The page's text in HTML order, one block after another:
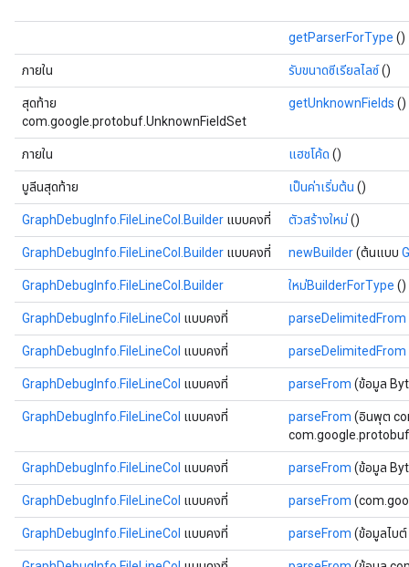
getParserForType ()
ภายใน รับขนาดซีเรียลไลซ์()
สุดท้าย
com.google.protobuf.UnknownFieldSet
getUnknownFields ()
ภายใน แฮชโค้ด ()
บูลีนสุดท้าย เป็นค่าเริ่มต้น ()
GraphDebugInfo.FileLineCol.Builder แบบคงที่ ตัวสร้างใหม่()
GraphDebugInfo.FileLineCol.Builder แบบคงที่ newBuilder(ต้นแบบ
GraphDebugInfo.FileLineCol.Builder ใหม่BuilderForType ()
GraphDebugInfo.FileLineCol แบบคงที่ parseDelimitedFrom
GraphDebugInfo.FileLineCol แบบคงที่ parseDelimitedFrom
GraphDebugInfo.FileLineCol แบบคงที่ parseFrom (ข้อมูล
GraphDebugInfo.FileLineCol แบบคงที่ parseFrom (อินพุต
GraphDebugInfo.FileLineCol แบบคงที่ parseFrom (ข้อมูล
GraphDebugInfo.FileLineCol แบบคงที่ parseFrom
GraphDebugInfo.FileLineCol แบบคงที่ parseFrom (ข้อมูลไบ